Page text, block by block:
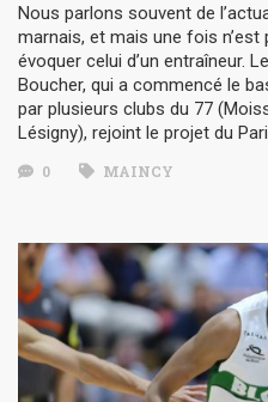
Nous parlons souvent de
marnais, et mais une fois
évoquer celui d’un entraîneur.
Boucher, qui a commencé le
par plusieurs clubs du 77
Lésigny), rejoint le projet du
0 MAINCY